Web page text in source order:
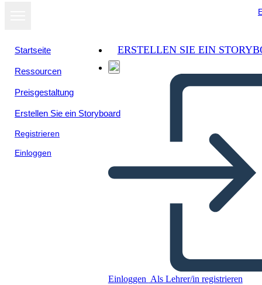
Startseite
Ressourcen
Preisgestaltung
Erstellen Sie ein Storyboard
Registrieren
Einloggen
ERSTELLEN SIE EIN
Einloggen Als Lehrer/in registrieren